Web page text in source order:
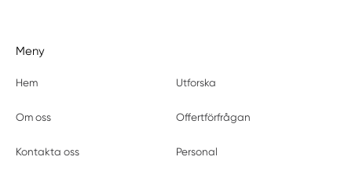
Meny
Hem Utforska
Om oss Offertförfrågan
Kontakta oss Personal